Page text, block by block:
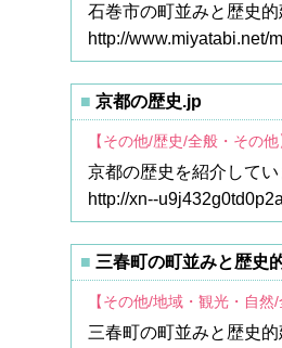
石巻市の町並みと歴史
http://www.miyatabi.net/
京都の歴史.jp
【その他/歴史/全般・その他
京都の歴史を紹介してい
http://xn--
三春町の町並みと歴史
【その他/地域・観光・自然/
三春町の町並みと歴史